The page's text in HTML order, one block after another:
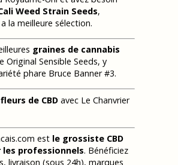
Weed Strain Seeds,
a la meilleure sélection.
graines de cannabis
Original Sensible Seeds, y
phare Bruce Banner #3.
fleurs de CBD avec Le Chanvrier
est le grossiste CBD
les professionnels. Bénéficiez
livraison (sous 24h), marques